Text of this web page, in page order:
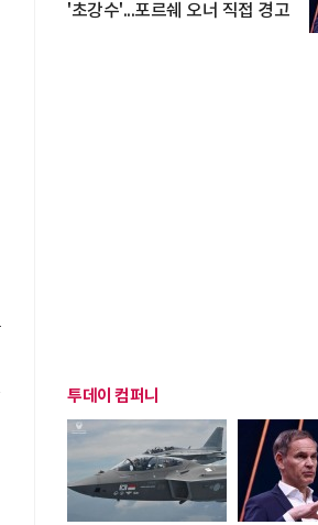
'초강수'...포르쉐 오너 직접 경고
투데이 컴퍼니